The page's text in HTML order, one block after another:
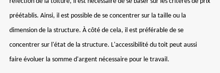
préétablis. Ainsi, il est possible de se concentrer sur la taille ou la
dimension de la structure. À côté de cela, il est préférable de se
concentrer sur l'état de la structure. L'accessibilité du toit peut aussi
faire évoluer la somme d'argent nécessaire pour le travail.